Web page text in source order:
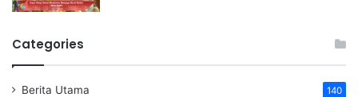
Categories
Berita Utama 140